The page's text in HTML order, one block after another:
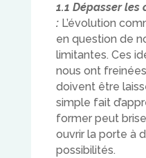
1.1 Dépasser
:L’évolution
en question de
limitantes. Ces
nous ont
doivent être
simple fait
former peut
ouvrir la porte à
possibilités.